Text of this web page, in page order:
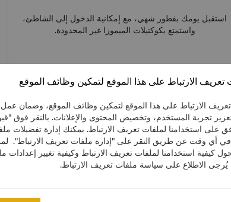
استقبل يومك بفطور شهي، مع إمكانية الدخول إلى الشاطئ،
واستمتع بكوكتيلات الميموزا غير المحدودة.
عرض التفاصيل
الارتباط على هذا الموقع لتمكين وظائف الموقع
الارتباط على هذا الموقع لتمكين وظائف الموقع، وضمان عمل
تجربة المستخدم، وتخصيص المحتوى والإعلانات. بالنقر فوق
على استخدامنا لملفات تعريف الارتباط. يمكنك إدارة تفضيلات
في أي وقت عن طريق النقر على "إدارة ملفات تعريف الارتباط".
كيفية استخدامنا لملفات تعريف الارتباط وكيفية تغيير إعدادات
يُرجى الاطلاع على سياسة ملفات تعريف الارتباط.